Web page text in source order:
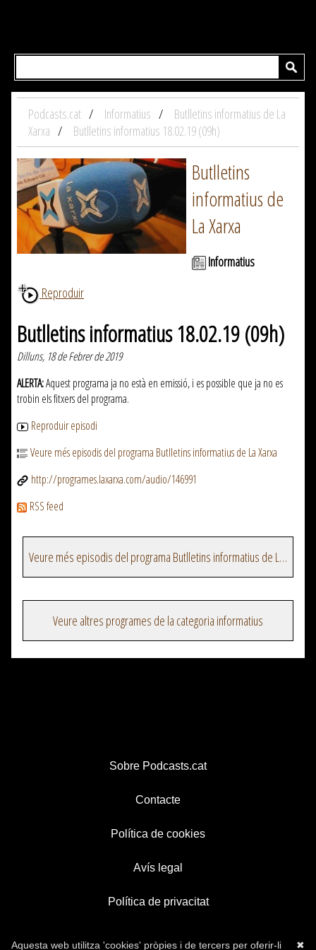
Podcasts.cat Informatius
Butlletins informatius de La
Xarxa
Butlletins informatius 18.02.19 (09h)
Butlletins
informatius de
La Xarxa
Informatius
Reproduir
Butlletins informatius 18.02.19 (09h)
Dilluns, 18 de Febrer de 2019
ALERTA:Aquest programa ja no està en emissió, i es possible que ja no es
trobin els fitxers del programa.
Reproduir episodi
Veure més episodis del programa Butlletins informatius de La Xarxa
http://programes.laxarxa.com/audio/146991
RSS feed
Veure més episodis del programa Butlletins informatius de La Xarxa
Veure altres programes de la categoria informatius
Sobre Podcasts.cat
Contacte
Política de cookies
Avís legal
Política de privacitat
✖
Aquesta web utilitza 'cookies' pròpies i de tercers per oferir-li